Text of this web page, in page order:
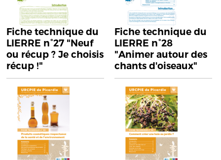
Fiche technique du
LIERRE n°27 "Neuf
ou récup ? Je choisis
récup !"
Fiche technique du
LIERRE n°28
"Animer autour des
chants d'oiseaux"